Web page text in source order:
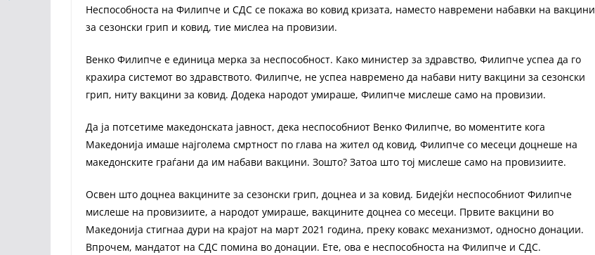
Неспособноста на Филипче и СДС се покажа во ковид кризата, наместо навремени набавки на вакцини
за сезонски грип и ковид, тие мислеа на провизии.
Венко Филипче е единица мерка за неспособност. Како министер за здравство, Филипче успеа да го
крахира системот во здравството. Филипче, не успеа навремено да набави ниту вакцини за сезонски
грип, ниту вакцини за ковид. Додека народот умираше, Филипче мислеше само на провизии.
Да ја потсетиме македонската јавност, дека неспособниот Венко Филипче, во моментите кога
Македонија имаше најголема смртност по глава на жител од ковид, Филипче со месеци доцнеше на
македонските граѓани да им набави вакцини. Зошто? Затоа што тој мислеше само на провизиите.
Освен што доцнеа вакцините за сезонски грип, доцнеа и за ковид. Бидејќи неспособниот Филипче
мислеше на провизиите, а народот умираше, вакцините доцнеа со месеци. Првите вакцини во
Македонија стигнаа дури на крајот на март 2021 година, преку ковакс механизмот, односно донации.
Впрочем, мандатот на СДС помина во донации. Ете, ова е неспособноста на Филипче и СДС.